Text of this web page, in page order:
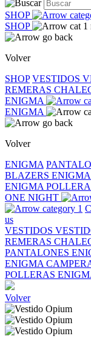
SHOP
SHOP
Volver
SHOP VESTIDOS
REMERAS
ENIGMA
ENIGMA
Volver
ENIGMA
BLAZERS ENIGMA
ENIGMA
ONE NIGHT
us
VESTIDOS
REMERAS
PANTALONES
ENIGMA
POLLERAS
Volver